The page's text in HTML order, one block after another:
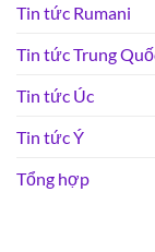
Tin tức Rumani
Tin tức Trung
Tin tức Úc
Tin tức Ý
Tổng hợp